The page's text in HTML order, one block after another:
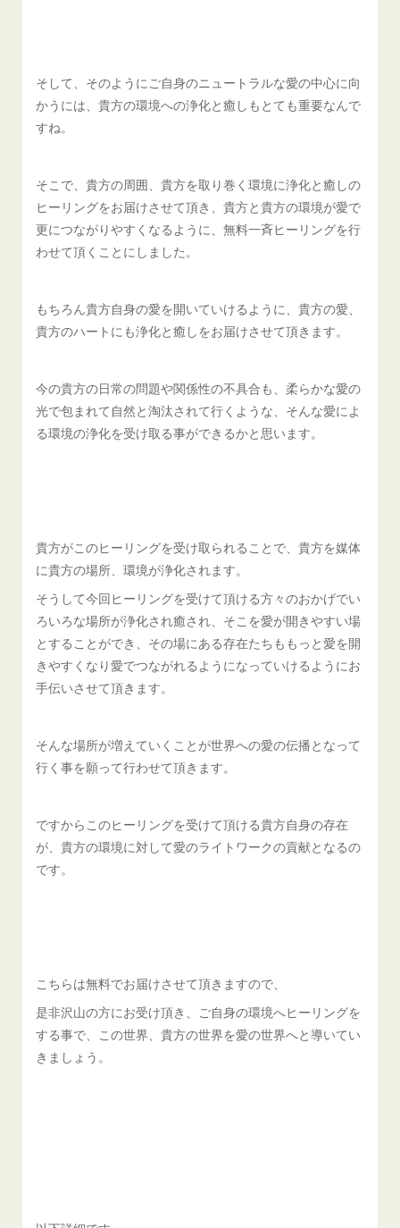
そして、そのようにご自身のニュートラルな愛の中心に向
かうには、貴方の環境への浄化と癒しもとても重要なんで
すね。
そこで、貴方の周囲、貴方を取り巻く環境に浄化と癒しの
ヒーリングをお届けさせて頂き、貴方と貴方の環境が愛で
更につながりやすくなるように、無料一斉ヒーリングを行
わせて頂くことにしました。
もちろん貴方自身の愛を開いていけるように、貴方の愛、
貴方のハートにも浄化と癒しをお届けさせて頂きます。
今の貴方の日常の問題や関係性の不具合も、柔らかな愛の
光で包まれて自然と淘汰されて行くような、そんな愛によ
る環境の浄化を受け取る事ができるかと思います。
貴方がこのヒーリングを受け取られることで、貴方を媒体
に貴方の場所、環境が浄化されます。
そうして今回ヒーリングを受けて頂ける方々のおかげでい
ろいろな場所が浄化され癒され、そこを愛が開きやすい場
とすることができ、その場にある存在たちももっと愛を開
きやすくなり愛でつながれるようになっていけるようにお
手伝いさせて頂きます。
そんな場所が増えていくことが世界への愛の伝播となって
行く事を願って行わせて頂きます。
ですからこのヒーリングを受けて頂ける貴方自身の存在
が、貴方の環境に対して愛のライトワークの貢献となるの
です。
こちらは無料でお届けさせて頂きますので、
是非沢山の方にお受け頂き、ご自身の環境へヒーリングを
する事で、この世界、貴方の世界を愛の世界へと導いてい
きましょう。